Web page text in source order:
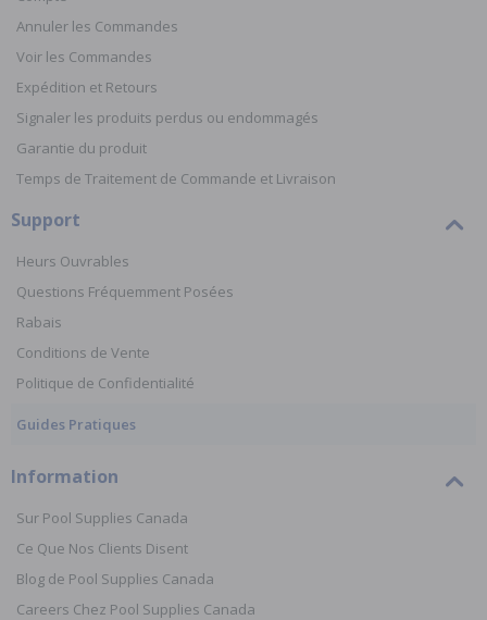
Annuler les Commandes
Voir les Commandes
Expédition et Retours
Signaler les produits perdus ou endommagés
Garantie du produit
Temps de Traitement de Commande et Livraison
Support
Heurs Ouvrables
Questions Fréquemment Posées
Rabais
Conditions de Vente
Politique de Confidentialité
Guides Pratiques
Information
Sur Pool Supplies Canada
Ce Que Nos Clients Disent
Blog de Pool Supplies Canada
Careers Chez Pool Supplies Canada